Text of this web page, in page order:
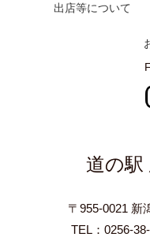
出店等について
道の駅
〒955-0021 新
TEL：0256-